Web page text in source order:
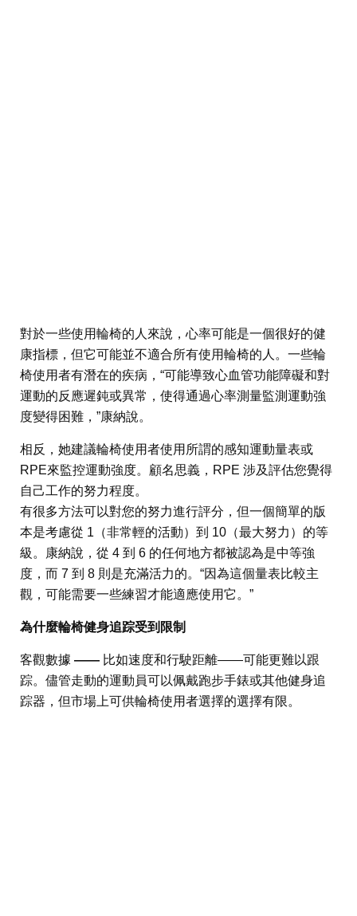
對於一些使用輪椅的人來說，心率可能是一個很好的健
康指標，但它可能並不適合所有使用輪椅的人。一些輪
椅使用者有潛在的疾病，“可能導致心血管功能障礙和對
運動的反應遲鈍或異常，使得通過心率測量監測運動強
度變得困難，”康納說。
相反，她建議輪椅使用者使用所謂的感知運動量表或
RPE來監控運動強度。顧名思義，RPE 涉及評估您覺得
自己工作的努力程度。
有很多方法可以對您的努力進行評分，但一個簡單的版
本是考慮從 1（非常輕的活動）到 10（最大努力）的等
級。康納說，從 4 到 6 的任何地方都被認為是中等強
度，而 7 到 8 則是充滿活力的。“因為這個量表比較主
觀，可能需要一些練習才能適應使用它。”
為什麼輪椅健身追踪受到限制
客觀數據 —— 比如速度和行駛距離——可能更難以跟
踪。儘管走動的運動員可以佩戴跑步手錶或其他健身追
踪器，但市場上可供輪椅使用者選擇的選擇有限。